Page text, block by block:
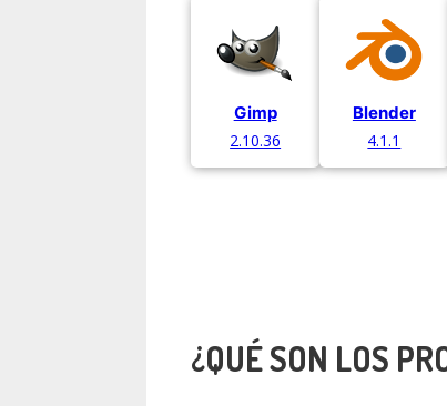
Gimp
2.10.36
Blender
4.1.1
¿QUÉ SON LOS